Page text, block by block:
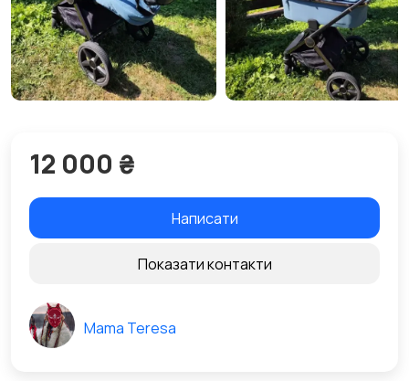
12 000 ₴
Написати
Показати контакти
Mama Teresa